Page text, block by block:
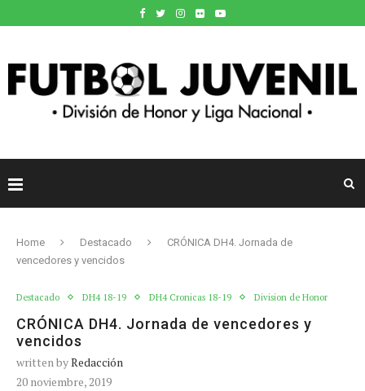
Home Destacado
CRÓNICA DH4. Jornada de
vencedores y vencidos
Destacado DH4 18-19 DH4 Cronicas 18-19 Division de Honor
CRÓNICA DH4. Jornada de vencedores y
vencidos
written byRedacción
20 noviembre, 2019